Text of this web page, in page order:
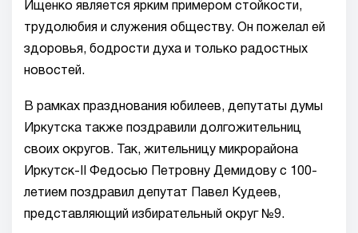
Ищенко является ярким примером стойкости,
трудолюбия и служения обществу. Он пожелал ей
здоровья, бодрости духа и только радостных
новостей.
В рамках празднования юбилеев, депутаты думы
Иркутска также поздравили долгожительниц
своих округов. Так, жительницу микрорайона
Иркутск-II Федосью Петровну Демидову с 100-
летием поздравил депутат Павел Кудеев,
представляющий избирательный округ №9.